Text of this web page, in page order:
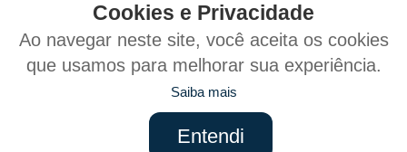
Política de Privacidade e Proteção de Dados
Criado por:
Cookies e Privacidade
Ao navegar neste site, você aceita os cookies
que usamos para melhorar sua experiência.
Saiba mais
Entendi